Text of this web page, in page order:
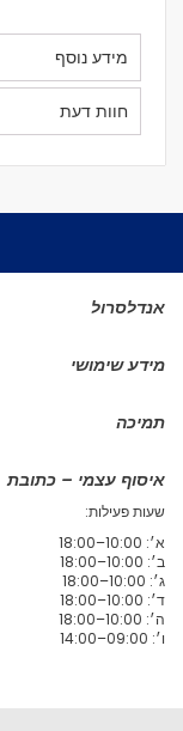
מידע נוסף
חוות דעת
אנדלסרול
מידע שימושי
תמיכה
איסוף עצמי – כתובת
שעות פעילות:
א׳: 10:00–18:00
ב׳: 10:00–18:00
ג׳: 10:00–18:00
ד׳: 10:00–18:00
ה׳: 10:00–18:00
ו׳: 09:00–14:00